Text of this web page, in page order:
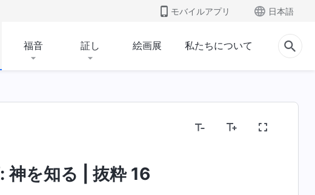
モバイルアプリ 日本語
福音 証し 絵画展 私たちについて
神を知る | 抜粋 16